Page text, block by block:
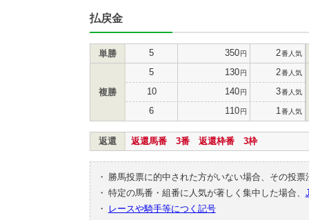
払戻金
単勝 5 350円 2番人気
複勝
5 130円 2番人気
10 140円 3番人気
6 110円 1 番人気
返還 返還馬番 3番 返還枠番 3枠
・
勝馬投票に的中された方がいない場合、その投
・ 特定の馬番・組番に人気が著しく集中した場合、
・
レースや騎手等につく記号